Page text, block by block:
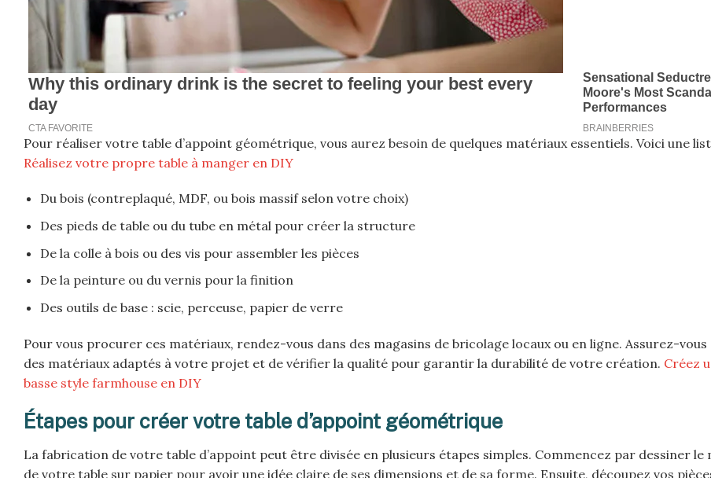
Pour réaliser votre table d’appoint géométrique, vous aurez besoin de quelques matériaux essentiels. Voici une
Réalisez votre propre table à manger en DIY
Du bois (contreplaqué, MDF, ou bois massif selon votre choix)
Des pieds de table ou du tube en métal pour créer la structure
De la colle à bois ou des vis pour assembler les pièces
De la peinture ou du vernis pour la finition
Des outils de base : scie, perceuse, papier de verre
Pour vous procurer ces matériaux, rendez-vous dans des magasins de bricolage locaux ou en ligne. Assurez-
des matériaux adaptés à votre projet et de vérifier la qualité pour garantir la durabilité de votre création. Créez
basse style farmhouse en DIY
Étapes pour créer votre table d’appoint géométrique
La fabrication de votre table d’appoint peut être divisée en plusieurs étapes simples. Commencez par dessiner le
de votre table sur papier pour avoir une idée claire de ses dimensions et de sa forme. Ensuite, découpez vos